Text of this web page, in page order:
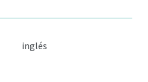
inglés